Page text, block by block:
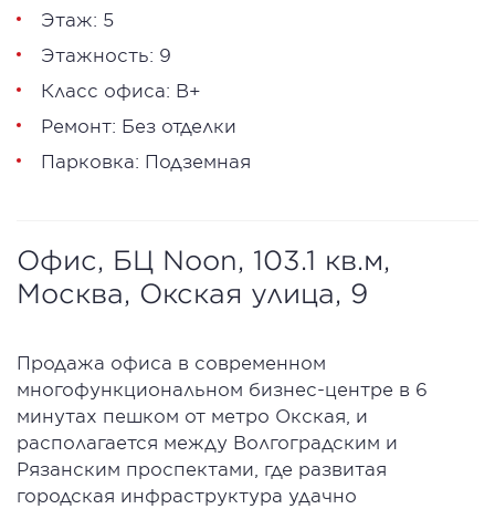
Этаж: 5
Этажность: 9
Класс офиса: В+
Ремонт: Без отделки
Парковка: Подземная
Офис, БЦ Noon, 103.1 кв.м,
Москва, Окская улица, 9
Продажа офиса в современном
многофункциональном бизнес-центре в 6
минутах пешком от метро Окская, и
располагается между Волгоградским и
Рязанским проспектами, где развитая
городская инфраструктура удачно